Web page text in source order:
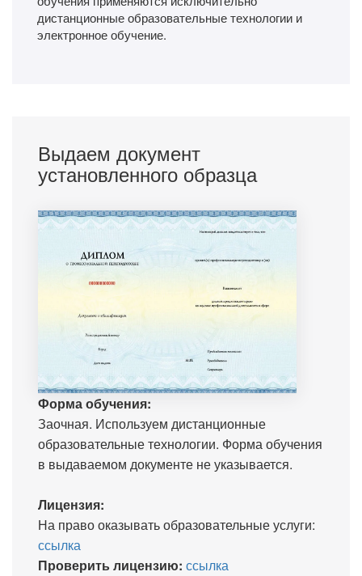
дистанционные образовательные технологии и
электронное обучение.
Выдаем документ
установленного образца
Форма обучения:
Заочная. Используем дистанционные
образовательные технологии. Форма обучения
в выдаваемом документе не указывается.
Лицензия:
На право оказывать образовательные услуги:
ссылка
Проверить лицензию: ссылка